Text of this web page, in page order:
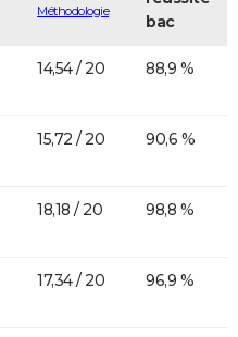
Méthodologie
bac
14,54 / 20 88,9 %
15,72 / 20 90,6 %
18,18 / 20 98,8 %
17,34 / 20 96,9 %